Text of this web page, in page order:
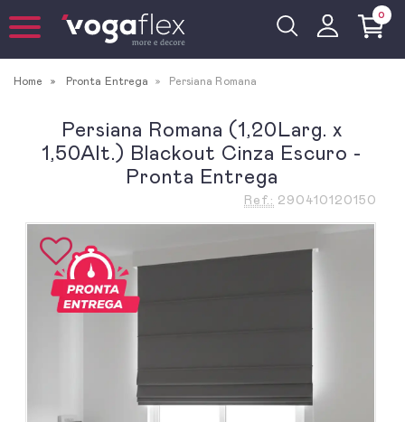
0
Home Pronta Entrega Persiana Romana
Persiana Romana (1,20Larg. x
1,50Alt.) Blackout Cinza Escuro -
Pronta Entrega
Ref.: 290410120150